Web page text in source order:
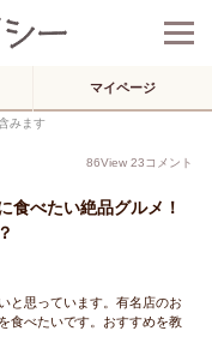
マイページ
みます
86View 23コメント
食べたい絶品グルメ！
と思っています。有名店のお
食べたいです。おすすめを教